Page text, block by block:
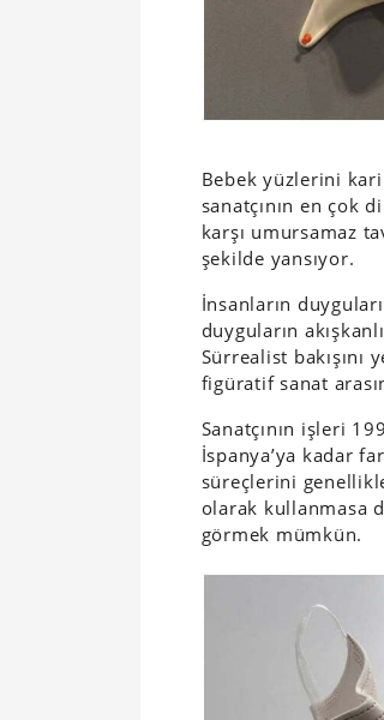
Bebek yüzlerini
sanatçının en çok
karşı umursamaz
şekilde yansıyor.
İnsanların
duyguların
Sürrealist
figüratif sanat
Sanatçının işleri
İspanya’ya kadar
süreçlerini
olarak kullanmasa
görmek mümkün.